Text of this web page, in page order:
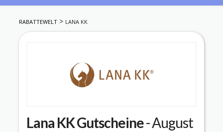
content
RABATTEWELT> LANA KK
Lana KKGutscheine- August